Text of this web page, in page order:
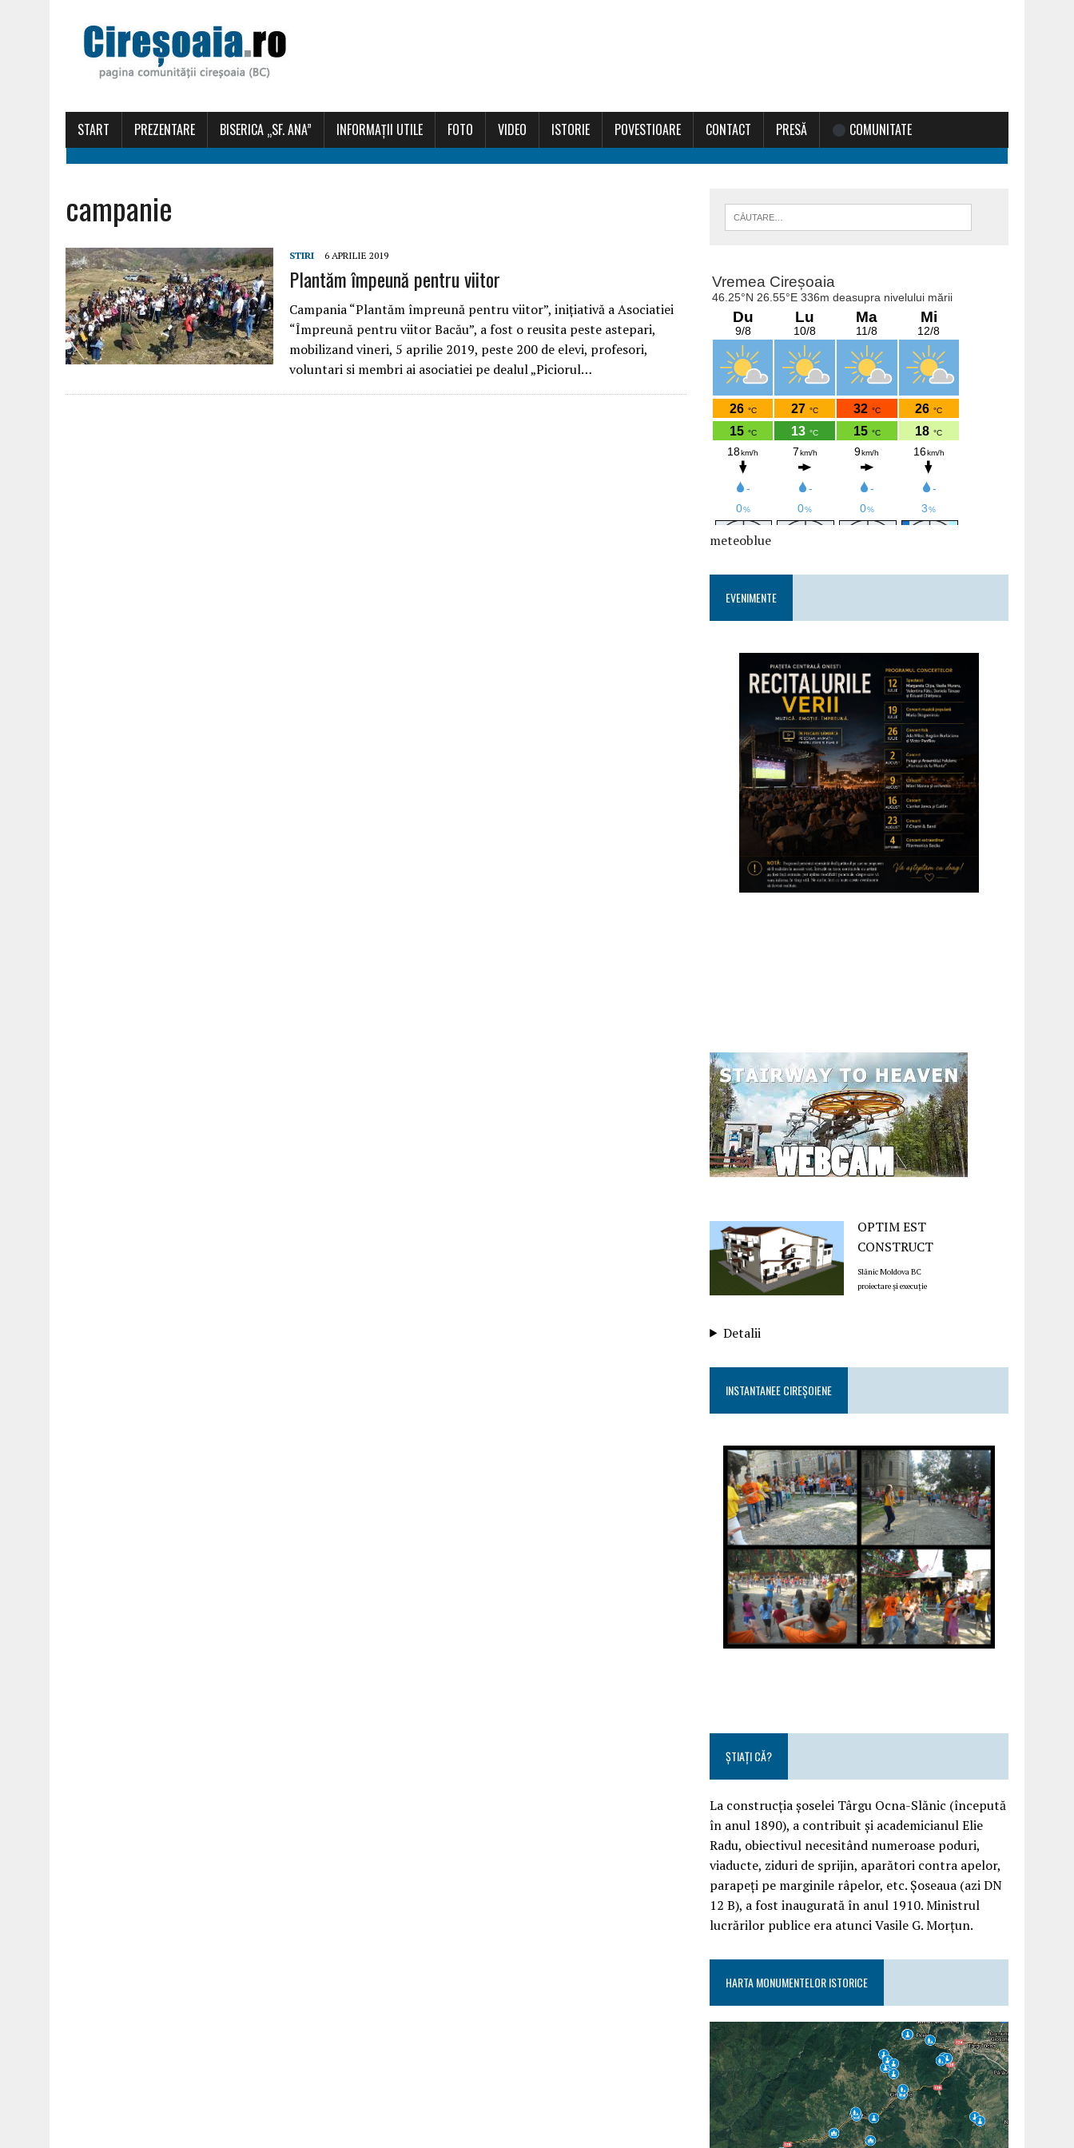
START PREZENTARE BISERICA „SF. ANA” INFORMAȚII UTILE FOTO VIDEO ISTORIE POVESTIOARE CONTACT PRESĂ COMUNITATE
campanie
STIRI 6 APRILIE 2019
Plantăm împeună pentru viitor
Campania “Plantăm împreună pentru viitor”, inițiativă a Asociatiei
“Împreună pentru viitor Bacău”, a fost o reusita peste astepari,
mobilizand vineri, 5 aprilie 2019, peste 200 de elevi, profesori,
voluntari si membri ai asociatiei pe dealul „Piciorul…
meteoblue
EVENIMENTE
OPTIM EST
CONSTRUCT
Slănic Moldova BC
proiectare și execuție
Detalii
INSTANTANEE CIREȘOIENE
ȘTIAȚI CĂ?
La construcția șoselei Târgu Ocna-Slănic (începută
în anul 1890), a contribuit și academicianul Elie
Radu, obiectivul necesitând numeroase poduri,
viaducte, ziduri de sprijin, aparători contra apelor,
parapeți pe marginile râpelor, etc. Șoseaua (azi DN
12 B), a fost inaugurată în anul 1910. Ministrul
lucrărilor publice era atunci Vasile G. Morțun.
HARTA MONUMENTELOR ISTORICE